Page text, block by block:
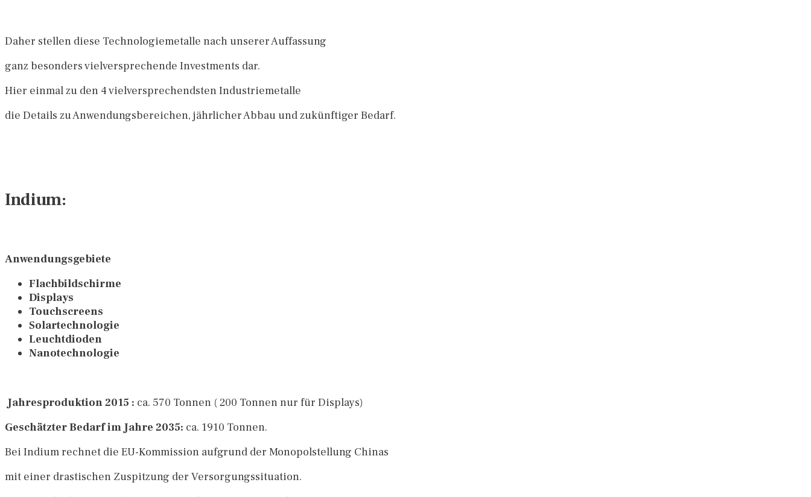
Daher stellen diese Technologiemetalle nach unserer Auffassung
ganz besonders vielversprechende Investments dar.
Hier einmal zu den 4 vielversprechendsten Industriemetalle
die Details zu Anwendungsbereichen, jährlicher Abbau und zukünftiger Bedarf.
Indium:
Anwendungsgebiete
Flachbildschirme
Displays
Touchscreens
Solartechnologie
Leuchtdioden
Nanotechnologie
Jahresproduktion 2015 : ca. 570 Tonnen ( 200 Tonnen nur für Displays)
Geschätzter Bedarf im Jahre 2035: ca. 1910 Tonnen.
Bei Indium rechnet die EU-Kommission aufgrund der Monopolstellung Chinas
mit einer drastischen Zuspitzung der Versorgungssituation.